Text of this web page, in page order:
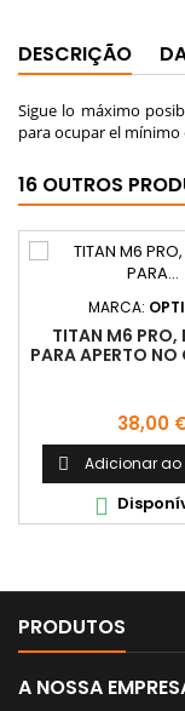
DESCRIÇÃO
Sigue lo máximo
para ocupar el mínimo
16 OUTROS
MARCA:
TITAN M6 PRO,
PARA APERTO
Preço
38,00
 Adicionar ao

PRODUTOS
A NOSSA